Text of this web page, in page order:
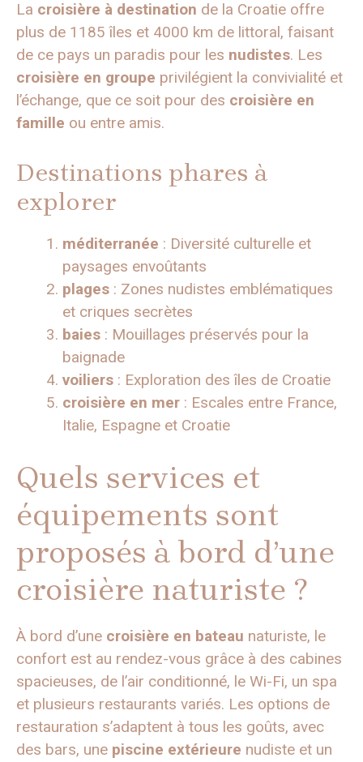
La croisière à destination de la Croatie offre
plus de 1185 îles et 4000 km de littoral, faisant
de ce pays un paradis pour les nudistes. Les
croisière en groupe privilégient la convivialité et
l’échange, que ce soit pour des croisière en
famille ou entre amis.
Destinations phares à
explorer
méditerranée : Diversité culturelle et
paysages envoûtants
plages : Zones nudistes emblématiques
et criques secrètes
baies : Mouillages préservés pour la
baignade
voiliers : Exploration des îles de Croatie
croisière en mer : Escales entre France,
Italie, Espagne et Croatie
Quels services et
équipements sont
proposés à bord d’une
croisière naturiste ?
À bord d’une croisière en bateau naturiste, le
confort est au rendez-vous grâce à des cabines
spacieuses, de l’air conditionné, le Wi-Fi, un spa
et plusieurs restaurants variés. Les options de
restauration s’adaptent à tous les goûts, avec
des bars, une piscine extérieure nudiste et un